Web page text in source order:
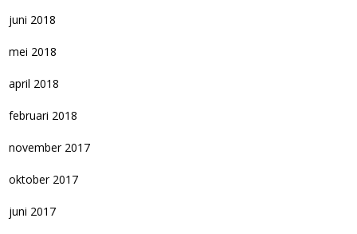
juni 2018
mei 2018
april 2018
februari 2018
november 2017
oktober 2017
juni 2017